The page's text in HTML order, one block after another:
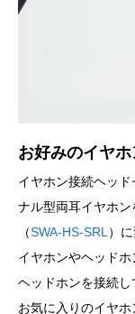
お好みのイヤ
イヤホン接続ヘッド
ナル型両耳イヤホ
（SWA-HS-SRL）
イヤホンやヘッド
ヘッドホンを接続
お気に入りのイヤ